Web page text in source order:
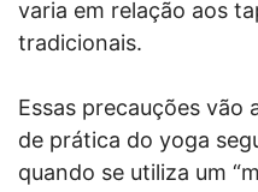
varia em relação aos
tradicionais.
Essas precauções vão
de prática do yoga
quando se utiliza um